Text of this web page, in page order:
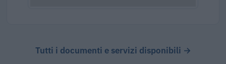
Tutti i documenti e servizi disponibili →